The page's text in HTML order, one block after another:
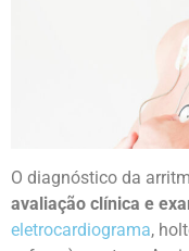
O diagnóstico da
avaliação clínica e
eletrocardiograma,